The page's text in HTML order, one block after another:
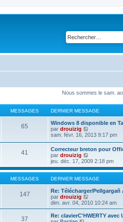
Nous sommes le sam.
MESSAGES DERNIER MESSAGE
65
Windows 8 disponible en
par drouizig
o
u
l
t
e
r
l
d
e
r
n
i
sam. févr. 16, 2013 9:17 pm
41
Correcteur breton pour
par drouizig
o
n
s
u
l
t
r
l
e
jeu. déc. 17, 2009 2:18 pm
MESSAGES DERNIER MESSAGE
147
Re: Télécharger/Pellgargañ
par drouizig
o
n
s
dim. avr. 04, 2010 10:24 am
37
Re: clavierC'HWERTY avec